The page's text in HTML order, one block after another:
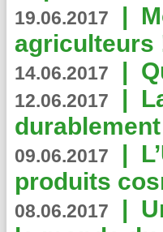
19.06.2017 |
agriculteurs
14.06.2017 |
12.06.2017 |
09.06.2017 |
produits
08.06.2017 |